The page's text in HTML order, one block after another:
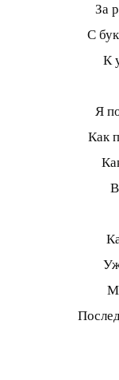
За
С
К
Я
Как